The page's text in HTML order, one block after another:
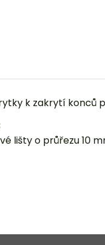
k zakrytí konců
lišty o průřezu 10